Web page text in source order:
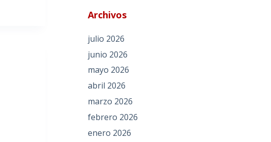
Archivos
julio 2026
junio 2026
mayo 2026
abril 2026
marzo 2026
febrero 2026
enero 2026